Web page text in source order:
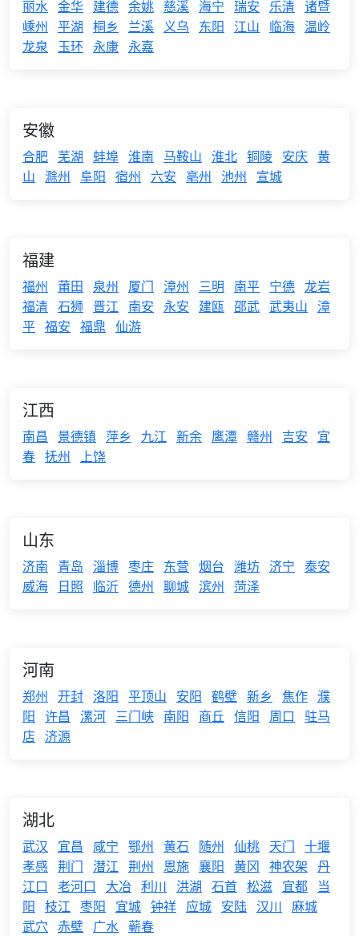
丽水 金华 建德 余姚 慈溪 海宁 瑞安 乐清 诸暨
嵊州 平湖 桐乡 兰溪 义乌 东阳 江山 临海 温岭
龙泉
玉环 永康 永嘉
安徽
合肥 芜湖 蚌埠 淮南 马鞍山 淮北 铜陵 安庆 黄
山 滁州 阜阳 宿州 六安 亳州 池州 宣城
福建
福州 莆田 泉州 厦门 漳州 三明 南平 宁德 龙岩
福清 石狮 晋江 南安 永安 建瓯 邵武 武夷山
漳
平 福安 福鼎 仙游
江西
南昌 景德镇 萍乡 九江 新余 鹰潭 赣州 吉安
宜
春 抚州 上饶
山东
济南 青岛 淄博 枣庄 东营 烟台 潍坊 济宁 泰安
威海
日照 临沂 德州 聊城 滨州 菏泽
河南
郑州 开封 洛阳 平顶山 安阳 鹤壁 新乡 焦作 濮
阳 许昌 漯河 三门峡 南阳 商丘 信阳 周口
驻马
店 济源
湖北
武汉 宜昌 咸宁 鄂州 黄石 随州 仙桃 天门 十堰
孝感 荆门 潜江 荆州 恩施 襄阳 黄冈 神农架 丹
江口
老河口 大冶 利川 洪湖 石首 松滋 宜都
当
阳 枝江 枣阳 宜城 钟祥 应城 安陆 汉川 麻城
武穴 赤壁 广水 蕲春